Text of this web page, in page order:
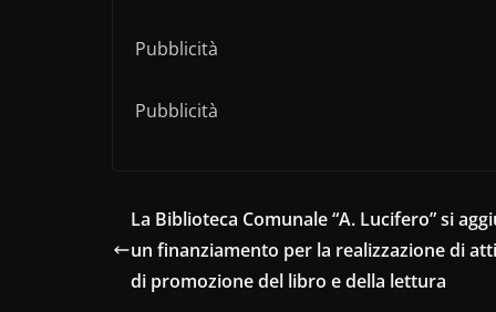
Pubblicità
Pubblicità
La Biblioteca Comunale “A. Lucifero” si
un finanziamento per la realizzazione di
di promozione del libro e della lettura